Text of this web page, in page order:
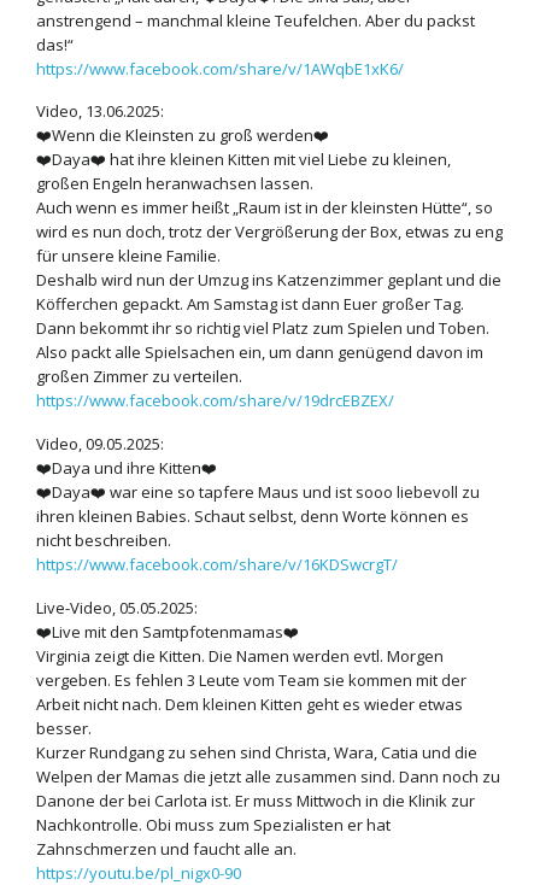
anstrengend – manchmal kleine Teufelchen. Aber du packst
das!“
https://www.facebook.com/share/v/1AWqbE1xK6/
Video, 13.06.2025:
❤️Wenn die Kleinsten zu groß werden❤️
❤️Daya❤️ hat ihre kleinen Kitten mit viel Liebe zu kleinen,
großen Engeln heranwachsen lassen.
Auch wenn es immer heißt „Raum ist in der kleinsten Hütte“, so
wird es nun doch, trotz der Vergrößerung der Box, etwas zu eng
für unsere kleine Familie.
Deshalb wird nun der Umzug ins Katzenzimmer geplant und die
Köfferchen gepackt. Am Samstag ist dann Euer großer Tag.
Dann bekommt ihr so richtig viel Platz zum Spielen und Toben.
Also packt alle Spielsachen ein, um dann genügend davon im
großen Zimmer zu verteilen.
https://www.facebook.com/share/v/19drcEBZEX/
Video, 09.05.2025:
❤️Daya und ihre Kitten❤️
❤️Daya❤️ war eine so tapfere Maus und ist sooo liebevoll zu
ihren kleinen Babies. Schaut selbst, denn Worte können es
nicht beschreiben.
https://www.facebook.com/share/v/16KDSwcrgT/
Live-Video, 05.05.2025:
❤️Live mit den Samtpfotenmamas❤️
Virginia zeigt die Kitten. Die Namen werden evtl. Morgen
vergeben. Es fehlen 3 Leute vom Team sie kommen mit der
Arbeit nicht nach. Dem kleinen Kitten geht es wieder etwas
besser.
Kurzer Rundgang zu sehen sind Christa, Wara, Catia und die
Welpen der Mamas die jetzt alle zusammen sind. Dann noch zu
Danone der bei Carlota ist. Er muss Mittwoch in die Klinik zur
Nachkontrolle. Obi muss zum Spezialisten er hat
Zahnschmerzen und faucht alle an.
https://youtu.be/pl_nigx0-90